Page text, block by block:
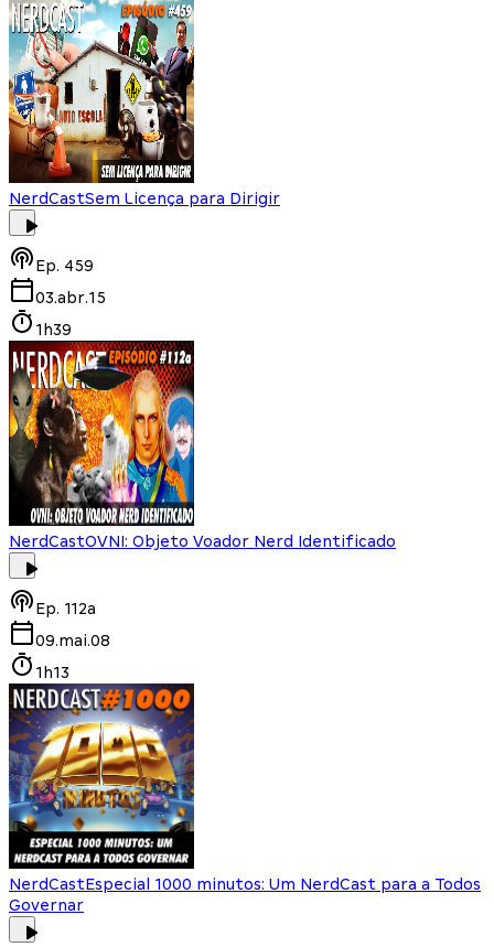
NerdCastSem Licença para Dirigir
Ep. 459
03.abr.15
1h39
NerdCastOVNI: Objeto Voador Nerd Identificado
Ep. 112a
09.mai.08
1h13
NerdCastEspecial 1000 minutos: Um NerdCast para a Todos
Governar